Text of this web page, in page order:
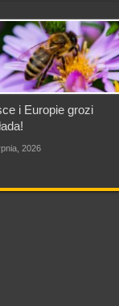
i Europie grozi
2026